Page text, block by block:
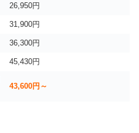
26,950円
31,900円
36,300円
45,430円
43,600円～